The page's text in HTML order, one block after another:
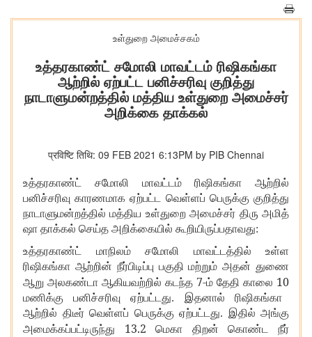
உள்துறை அமைச்சகம்
உத்தரகாண்ட் சமோலி மாவட்டம் ரிஷிகங்கா
ஆற்றில் ஏற்பட்ட பனிச்சரிவு குறித்து
நாடாளுமன்றத்தில் மத்திய உள்துறை அமைச்சர்
அறிக்கை தாக்கல்
प्रविष्टि तिथि: 09 FEB 2021 6:13PM by PIB Chennai
உத்தரகாண்ட் சமோலி மாவட்டம் ரிஷிகங்கா ஆற்றில்
பனிச்சரிவு காரணமாக ஏற்பட்ட வெள்ளப் பெருக்கு குறித்து
நாடாளுமன்றத்தில் மத்திய உள்துறை அமைச்சர் திரு அமித்
ஷா தாக்கல் செய்த அறிக்கையில் கூறியிருப்பதாவது:
உத்தரகாண்ட் மாநிலம் சமோலி மாவட்டத்தில் உள்ள
ரிஷிகங்கா ஆற்றின் நீர்பிடிப்பு பகுதி மற்றும் அதன் துணை
ஆறு அலகண்டா ஆகியவற்றில் கடந்த 7-ம் தேதி காலை 10
மணிக்கு பனிச்சரிவு ஏற்பட்டது. இதனால் ரிஷிகங்கா
ஆற்றில் திடீர் வெள்ளப் பெருக்கு ஏற்பட்டது. இதில் அங்கு
அமைக்கப்பட்டிருந்து 13.2 மெகா திறன் கொண்ட நீர்